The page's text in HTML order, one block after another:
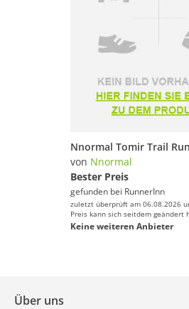
von Nnormal
Bester Preis
gefunden bei RunnerInn
zuletzt überprüft am 06.08.2026
Preis kann sich seitdem geändert
Keine weiteren Anbieter
Über uns